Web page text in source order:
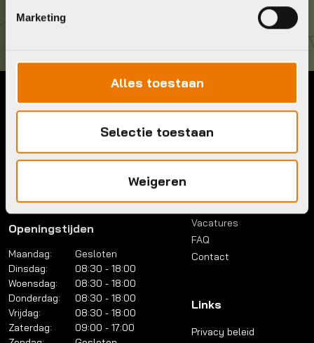
Marketing
Alles toestaan
Selectie toestaan
Weigeren
1315 BP Almere
Contact
036 5304422
Mail:
info@bykestore.nl
Adres:
1315 BP Almere
Openingstijden
Maandag:
Gesloten
Dinsdag:
08:30 - 18:00
Woensdag:
08:30 - 18:00
Donderdag:
08:30 - 18:00
Vrijdag:
08:30 - 18:00
Zaterdag:
09:00 - 17:00
Menu
Account
Lease a bike
Werkplaats
Vacatures
FAQ
Contact
Links
Privacy beleid